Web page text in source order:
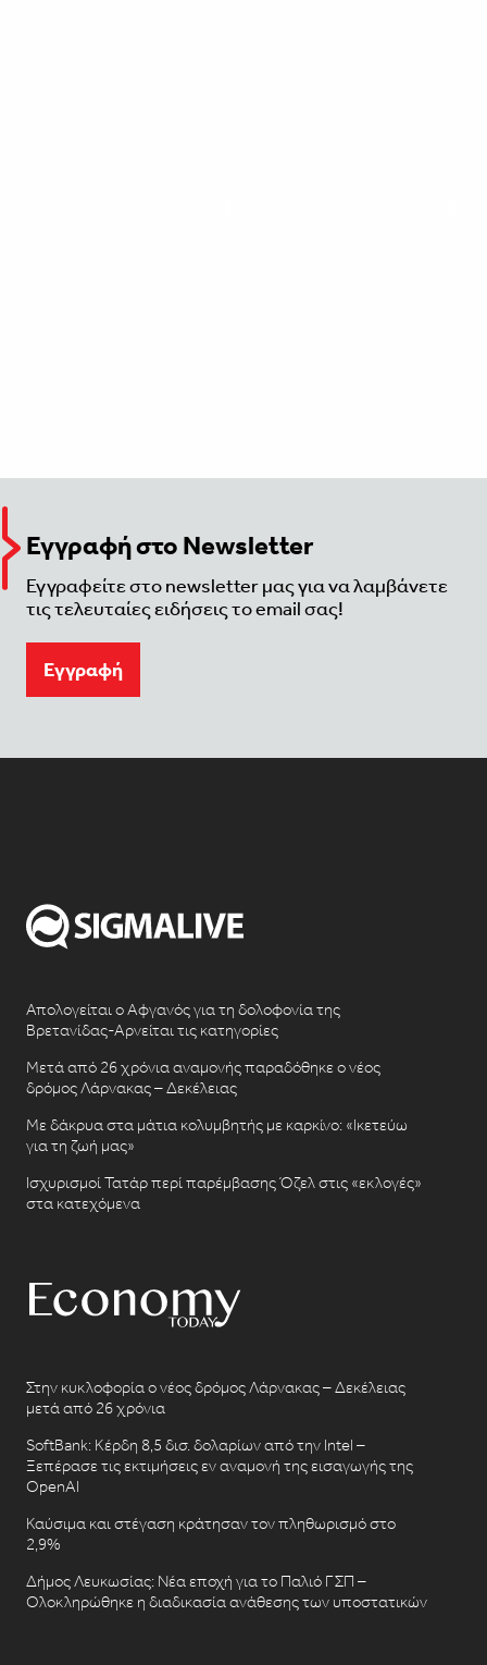
Εγγραφή στο Newsletter
Εγγραφείτε στο newsletter μας για να λαμβάνετε
τις τελευταίες ειδήσεις το email σας!
Eγγραφή
Απολογείται ο Αφγανός για τη δολοφονία της
Βρετανίδας-Αρνείται τις κατηγορίες
Μετά από 26 χρόνια αναμονής παραδόθηκε ο νέος
δρόμος Λάρνακας – Δεκέλειας
Με δάκρυα στα μάτια κολυμβητής με καρκίνο: «Ικετεύω
για τη ζωή μας»
Ισχυρισμοί Τατάρ περί παρέμβασης Όζελ στις «εκλογές»
στα κατεχόμενα
Στην κυκλοφορία ο νέος δρόμος Λάρνακας – Δεκέλειας
μετά από 26 χρόνια
SoftBank: Κέρδη 8,5 δισ. δολαρίων από την Intel –
Ξεπέρασε τις εκτιμήσεις εν αναμονή της εισαγωγής της
OpenAI
Καύσιμα και στέγαση κράτησαν τον πληθωρισμό στο
2,9%
Δήμος Λευκωσίας: Νέα εποχή για το Παλιό ΓΣΠ –
Ολοκληρώθηκε η διαδικασία ανάθεσης των υποστατικών